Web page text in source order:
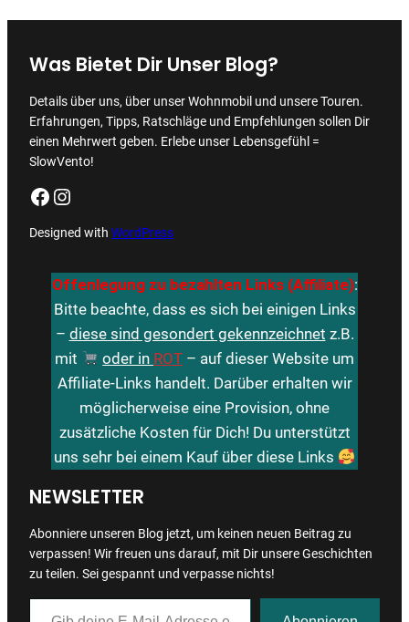
Was Bietet Dir Unser Blog?
Details über uns, über unser Wohnmobil und unsere Touren.
Erfahrungen, Tipps, Ratschläge und Empfehlungen sollen Dir
einen Mehrwert geben. Erlebe unser Lebensgefühl =
SlowVento!
Facebook Instagram
Designed with WordPress
Offenlegung zu bezahlten Links (Affiliate):
Bitte beachte, dass es sich bei einigen Links
– diese sind gesondert gekennzeichnet z.B.
mit
oder in ROT – auf dieser Website um
Affiliate-Links handelt. Darüber erhalten wir
möglicherweise eine Provision, ohne
zusätzliche Kosten für Dich! Du unterstützt
uns sehr bei einem Kauf über diese Links
NEWSLETTER
Abonniere unseren Blog jetzt, um keinen neuen Beitrag zu
verpassen! Wir freuen uns darauf, mit Dir unsere Geschichten
zu teilen. Sei gespannt und verpasse nichts!
Gib deine E-Mail-Adresse ein …